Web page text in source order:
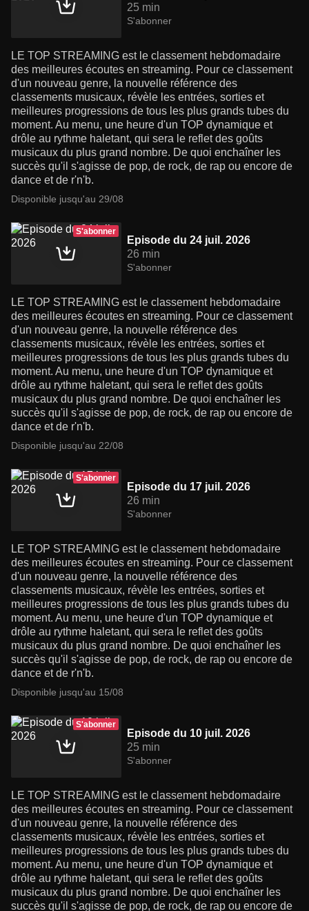
25 min
S'abonner
LE TOP STREAMING est le classement hebdomadaire
des meilleures écoutes en streaming. Pour ce classement
d'un nouveau genre, la nouvelle référence des
classements musicaux, révèle les entrées, sorties et
meilleures progressions de tous les plus grands tubes du
moment. Au menu, une heure d'un TOP dynamique et
drôle au rythme haletant, qui sera le reflet des goûts
musicaux du plus grand nombre. De quoi enchaîner les
succès qu'il s'agisse de pop, de rock, de rap ou encore de
dance et de r'n'b.
Disponible jusqu'au 29/08
S'abonner
Episode du 24 juil. 2026
26 min
S'abonner
LE TOP STREAMING est le classement hebdomadaire
des meilleures écoutes en streaming. Pour ce classement
d'un nouveau genre, la nouvelle référence des
classements musicaux, révèle les entrées, sorties et
meilleures progressions de tous les plus grands tubes du
moment. Au menu, une heure d'un TOP dynamique et
drôle au rythme haletant, qui sera le reflet des goûts
musicaux du plus grand nombre. De quoi enchaîner les
succès qu'il s'agisse de pop, de rock, de rap ou encore de
dance et de r'n'b.
Disponible jusqu'au 22/08
S'abonner
Episode du 17 juil. 2026
26 min
S'abonner
LE TOP STREAMING est le classement hebdomadaire
des meilleures écoutes en streaming. Pour ce classement
d'un nouveau genre, la nouvelle référence des
classements musicaux, révèle les entrées, sorties et
meilleures progressions de tous les plus grands tubes du
moment. Au menu, une heure d'un TOP dynamique et
drôle au rythme haletant, qui sera le reflet des goûts
musicaux du plus grand nombre. De quoi enchaîner les
succès qu'il s'agisse de pop, de rock, de rap ou encore de
dance et de r'n'b.
Disponible jusqu'au 15/08
S'abonner
Episode du 10 juil. 2026
25 min
S'abonner
LE TOP STREAMING est le classement hebdomadaire
des meilleures écoutes en streaming. Pour ce classement
d'un nouveau genre, la nouvelle référence des
classements musicaux, révèle les entrées, sorties et
meilleures progressions de tous les plus grands tubes du
moment. Au menu, une heure d'un TOP dynamique et
drôle au rythme haletant, qui sera le reflet des goûts
musicaux du plus grand nombre. De quoi enchaîner les
succès qu'il s'agisse de pop, de rock, de rap ou encore de